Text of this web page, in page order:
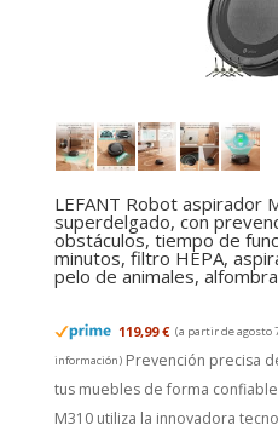
LEFANT Robot aspirador
superdelgado, con
obstáculos, tiempo de
minutos, filtro HEPA,
pelo de animales,
119,99 € (a partir de agosto
información) Prevención precisa
tus muebles de forma
M310 utiliza la innovadora